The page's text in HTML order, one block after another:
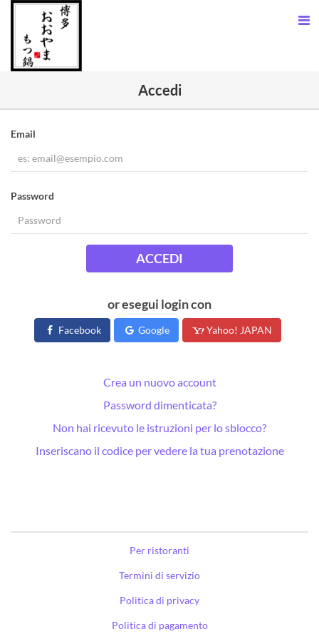
Accedi
Email
Password
ACCEDI
or esegui login con
Facebook Google Yahoo! JAPAN
Crea un nuovo account
Password dimenticata?
Non hai ricevuto le istruzioni per lo sblocco?
Inseriscano il codice per vedere la tua prenotazione
Per ristoranti
Termini di servizio
Politica di privacy
Politica di pagamento